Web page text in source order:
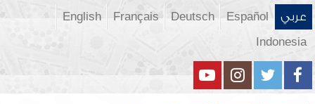
عربي Español
Deutsch
Français
English
Indonesia